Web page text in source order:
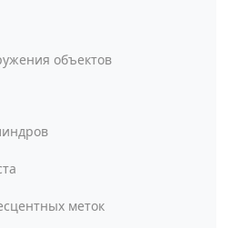
объектов
меток